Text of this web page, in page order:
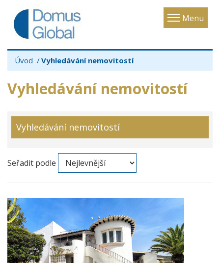
Menu
Toggle
Úvod Vyhledávání nemovitostí
Vyhledávání nemovitostí
Vyhledávání nemovitostí
Seřadit podle